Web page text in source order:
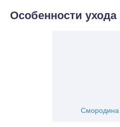
Особенности ухода
Смородина